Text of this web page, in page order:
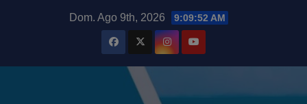
Dom. Ago 9th, 2026 9:09:54 AM
modal-check